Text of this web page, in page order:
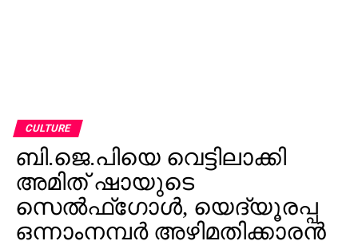
CULTURE
ബി.ജെ.പിയെ വെട്ടിലാക്കി
അമിത് ഷായുടെ
സെല്‍ഫ്‌ഗോള്‍, യെദ്യൂരപ്പ
ഒന്നാംനമ്പര്‍ അഴിമതിക്കാരന്‍